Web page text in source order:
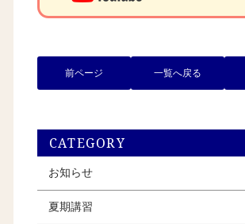
前ページ 一覧へ戻る
CATEGORY
お知らせ
夏期講習